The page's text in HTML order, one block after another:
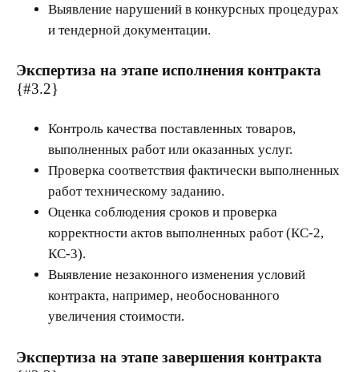
Выявление нарушений в конкурсных процедурах
и тендерной документации.
Экспертиза на этапе исполнения контракта
{#3.2}
Контроль качества поставленных товаров,
выполненных работ или оказанных услуг.
Проверка соответствия фактически выполненных
работ техническому заданию.
Оценка соблюдения сроков и проверка
корректности актов выполненных работ (КС-2,
КС-3).
Выявление незаконного изменения условий
контракта, например, необоснованного
увеличения стоимости.
Экспертиза на этапе завершения контракта